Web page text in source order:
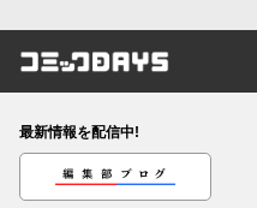
コミックDAYS
最新情報を配信中!
編集部ブログ